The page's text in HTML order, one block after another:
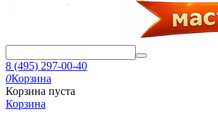
8 (495) 297-00-40
0Корзина
Корзина пуста
Корзина